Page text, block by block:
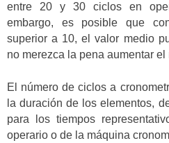
entre 20 y 30 ciclos en
embargo, es posible que
superior a 10, el valor medio
no merezca la pena aumentar
El número de ciclos a
la duración de los elementos,
para los tiempos
operario o de la máquina